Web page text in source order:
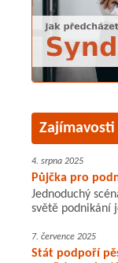
Zajímavosti
4. srpna 2025
Půjčka pro
Jednoduchý
světě podnikání
7. července 2025
Stát podpoří